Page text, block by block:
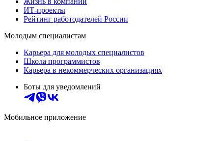
ИТ-проекты
Рейтинг работодателей России
Молодым специалистам
Карьера для молодых специалистов
Школа программистов
Карьера в некоммерческих организациях
Боты для уведомлений
Мобильное приложение